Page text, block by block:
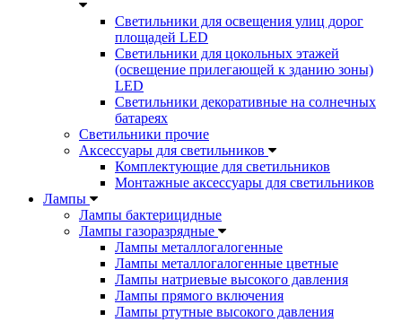
Светильники для освещения улиц дорог
площадей LED
Светильники для цокольных этажей
(освещение прилегающей к зданию зоны)
LED
Светильники декоративные на солнечных
батареях
Светильники прочие
Аксессуары для светильников
Комплектующие для светильников
Монтажные аксессуары для светильников
Лампы
Лампы бактерицидные
Лампы газоразрядные
Лампы металлогалогенные
Лампы металлогалогенные цветные
Лампы натриевые высокого давления
Лампы прямого включения
Лампы ртутные высокого давления